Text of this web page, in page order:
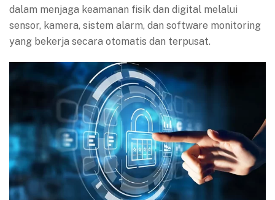
dalam menjaga keamanan fisik dan digital melalui
sensor, kamera, sistem alarm, dan software monitoring
yang bekerja secara otomatis dan terpusat.